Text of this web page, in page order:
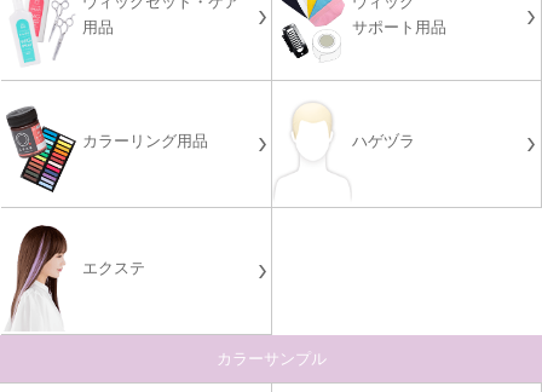
用品
サポート用品
カラーリング用品 ハゲヅラ
エクステ
カラーサンプル